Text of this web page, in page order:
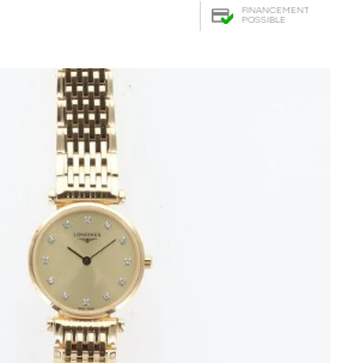
FINANCEMENT
POSSIBLE